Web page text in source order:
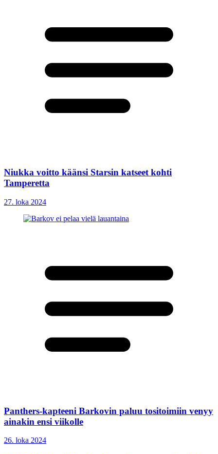
Niukka voitto käänsi Starsin katseet kohti
Tamperetta
27. loka 2024
Panthers-kapteeni Barkovin paluu tositoimiin venyy
ainakin ensi viikolle
26. loka 2024